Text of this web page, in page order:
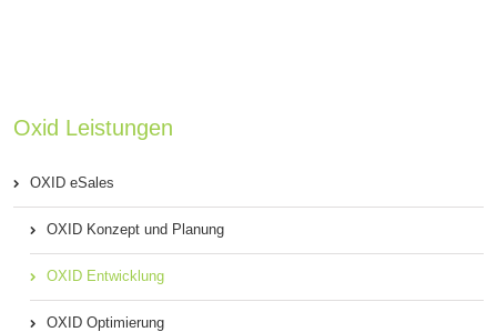
Oxid Leistungen
OXID eSales
OXID Konzept und Planung
OXID Entwicklung
OXID Optimierung